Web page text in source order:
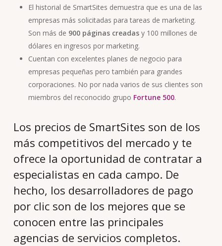
El historial de SmartSites demuestra que es una de las
empresas más solicitadas para tareas de marketing.
Son más de 900 páginas creadasy 100 millones de
dólares en ingresos por marketing.
Cuentan con excelentes planes de negocio para
empresas pequeñas pero también para grandes
corporaciones. No por nada varios de sus clientes son
miembros del reconocido grupo Fortune 500.
Los precios de SmartSites son de los
más competitivos del mercado y te
ofrece la oportunidad de contratar a
especialistas en cada campo. De
hecho, los desarrolladores de pago
por clic son de los mejores que se
conocen entre las principales
agencias de servicios completos.